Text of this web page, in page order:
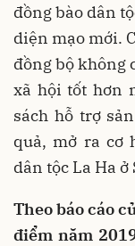
đồng bào dân
diện mạo mới.
đồng bộ không
xã hội tốt hơn
sách hỗ trợ
quả, mở ra cơ
dân tộc La Ha ở
Theo báo cáo
điểm năm